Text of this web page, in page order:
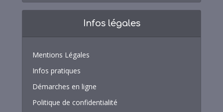
Infos légales
Mentions Légales
Infos pratiques
Démarches en ligne
Politique de confidentialité